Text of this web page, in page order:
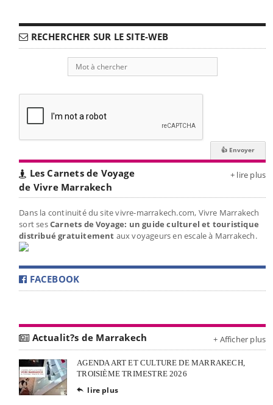
RECHERCHER SUR LE SITE-WEB
Les Carnets de Voyage
de Vivre Marrakech
+ lire plus
Dans la continuité du site vivre-marrakech.com, Vivre Marrakech
sort sesCarnets de Voyage: un guide culturel et touristique
distribué gratuitement aux voyageurs en escale à Marrakech.
FACEBOOK
Actualit?s de Marrakech + Afficher plus
AGENDA ART ET CULTURE DE MARRAKECH,
TROISIÈME TRIMESTRE 2026
 lire plus